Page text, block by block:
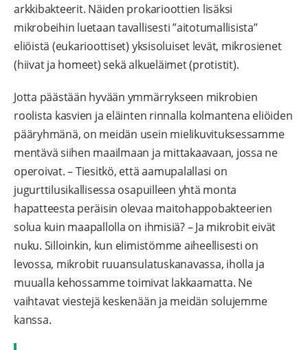
arkkibakteerit. Näiden prokarioottien lisäksi
mikrobeihin luetaan tavallisesti ”aitotumallisista”
eliöistä (eukarioottiset) yksisoluiset levät, mikrosienet
(hiivat ja homeet) sekä alkueläimet (protistit).
Jotta päästään hyvään ymmärrykseen mikrobien
roolista kasvien ja eläinten rinnalla kolmantena eliöiden
pääryhmänä, on meidän usein mielikuvituksessamme
mentävä siihen maailmaan ja mittakaavaan, jossa ne
operoivat. – Tiesitkö, että aamupalallasi on
jugurttilusikallisessa osapuilleen yhtä monta
hapatteesta peräisin olevaa maitohappobakteerien
solua kuin maapallolla on ihmisiä? – Ja mikrobit eivät
nuku. Silloinkin, kun elimistömme aiheellisesti on
levossa, mikrobit ruuansulatuskanavassa, iholla ja
muualla kehossamme toimivat lakkaamatta. Ne
vaihtavat viestejä keskenään ja meidän solujemme
kanssa.